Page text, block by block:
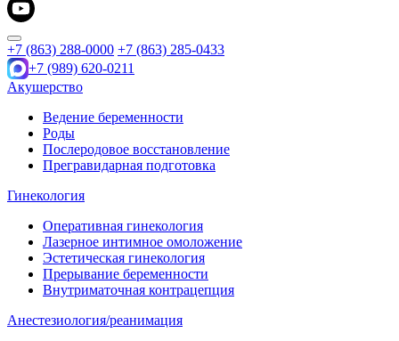
+7 (863) 288-0000 +7 (863) 285-0433
+7 (989) 620-0211
Акушерство
Ведение беременности
Роды
Послеродовое восстановление
Прегравидарная подготовка
Гинекология
Оперативная гинекология
Лазерное интимное омоложение
Эстетическая гинекология
Прерывание беременности
Внутриматочная контрацепция
Анестезиология/реанимация